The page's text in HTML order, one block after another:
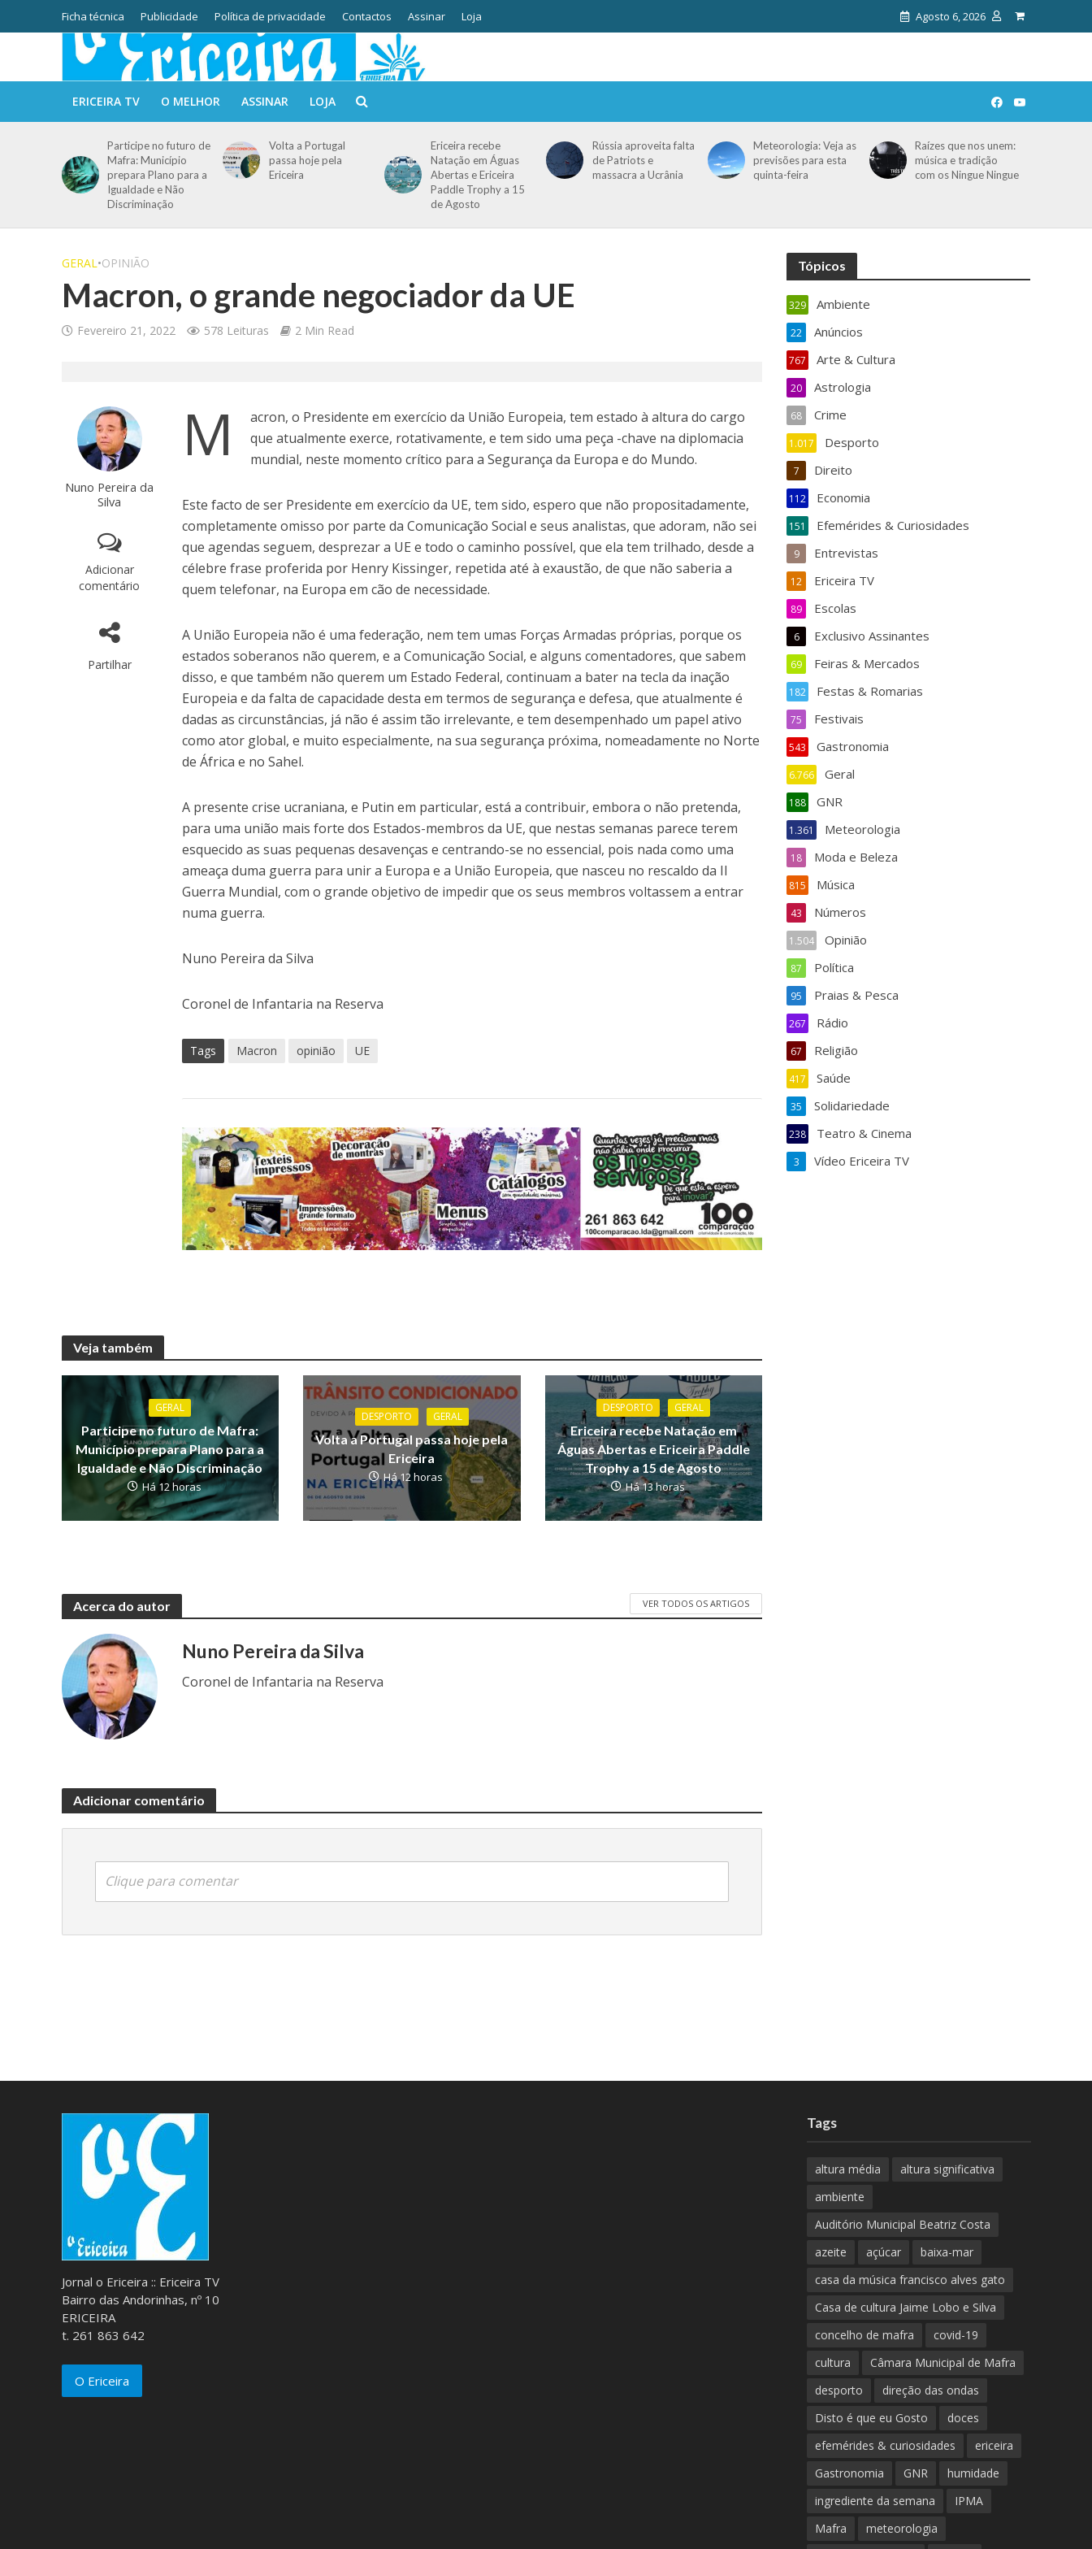
Ficha técnica Publicidade Política de privacidade Contactos Assinar Loja Agosto 6, 2026
ERICEIRA TV O MELHOR ASSINAR LOJA
Participe no futuro de
Mafra: Município
prepara Plano para a
Igualdade e Não
Discriminação
Volta a Portugal
passa hoje pela
Ericeira
Ericeira recebe
Natação em Águas
Abertas e Ericeira
Paddle Trophy a 15
de Agosto
Rússia aproveita falta
de Patriots e
massacra a Ucrânia
Meteorologia: Veja as
previsões para esta
quinta-feira
Raízes que nos unem:
música e tradição
com os Ningue Ningue
GERAL•OPINIÃO
Macron, o grande negociador da UE
Fevereiro 21, 2022 578 Leituras 2 Min Read
Nuno Pereira da
Silva
Adicionar
comentário
Partilhar
M
acron, o Presidente em exercício da União Europeia, tem estado à altura do cargo
que atualmente exerce, rotativamente, e tem sido uma peça -chave na diplomacia
mundial, neste momento crítico para a Segurança da Europa e do Mundo.
Este facto de ser Presidente em exercício da UE, tem sido, espero que não propositadamente,
completamente omisso por parte da Comunicação Social e seus analistas, que adoram, não sei
que agendas seguem, desprezar a UE e todo o caminho possível, que ela tem trilhado, desde a
célebre frase proferida por Henry Kissinger, repetida até à exaustão, de que não saberia a
quem telefonar, na Europa em cão de necessidade.
A União Europeia não é uma federação, nem tem umas Forças Armadas próprias, porque os
estados soberanos não querem, e a Comunicação Social, e alguns comentadores, que sabem
disso, e que também não querem um Estado Federal, continuam a bater na tecla da inação
Europeia e da falta de capacidade desta em termos de segurança e defesa, que atualmente é
dadas as circunstâncias, já não é assim tão irrelevante, e tem desempenhado um papel ativo
como ator global, e muito especialmente, na sua segurança próxima, nomeadamente no Norte
de África e no Sahel.
A presente crise ucraniana, e Putin em particular, está a contribuir, embora o não pretenda,
para uma união mais forte dos Estados-membros da UE, que nestas semanas parece terem
esquecido as suas pequenas desavenças e centrando-se no essencial, pois nada como uma
ameaça duma guerra para unir a Europa e a União Europeia, que nasceu no rescaldo da II
Guerra Mundial, com o grande objetivo de impedir que os seus membros voltassem a entrar
numa guerra.
Nuno Pereira da Silva
Coronel de Infantaria na Reserva
Tags Macron opinião UE
Veja também
GERAL
Participe no futuro de Mafra:
Município prepara Plano para a
Igualdade e Não Discriminação
Há 12 horas
DESPORTO GERAL
Volta a Portugal passa hoje pela
Ericeira
Há 12 horas
DESPORTO GERAL
Ericeira recebe Natação em
Águas Abertas e Ericeira Paddle
Trophy a 15 de Agosto
Há 13 horas
Acerca do autor VER TODOS OS ARTIGOS
Nuno Pereira da Silva
Coronel de Infantaria na Reserva
Adicionar comentário
Clique para comentar
Tópicos
Ambiente
329
Anúncios
22
Arte & Cultura
767
Astrologia
20
Crime
68
Desporto
1.017
Direito
7
Economia
112
Efemérides & Curiosidades
151
Entrevistas
9
Ericeira TV
12
Escolas
89
Exclusivo Assinantes
6
Feiras & Mercados
69
Festas & Romarias
182
Festivais
75
Gastronomia
543
Geral
6.766
GNR
188
Meteorologia
1.361
Moda e Beleza
18
Música
815
Números
43
Opinião
1.504
Política
87
Praias & Pesca
95
Rádio
267
Religião
67
Saúde
417
Solidariedade
35
Teatro & Cinema
238
Vídeo Ericeira TV
3
Jornal o Ericeira :: Ericeira TV
Bairro das Andorinhas, nº 10
ERICEIRA
t. 261 863 642
O Ericeira
Tags
altura média
altura significativa
ambiente
Auditório Municipal Beatriz Costa
azeite
açúcar
baixa-mar
casa da música francisco alves gato
Casa de cultura Jaime Lobo e Silva
concelho de mafra
covid-19
cultura
Câmara Municipal de Mafra
desporto
direção das ondas
Disto é que eu Gosto
doces
efemérides & curiosidades
ericeira
Gastronomia
GNR
humidade
ingrediente da semana
IPMA
Mafra
meteorologia